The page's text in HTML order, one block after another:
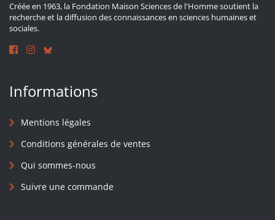
Créée en 1963, la Fondation Maison Sciences de l'Homme soutient la
recherche et la diffusion des connaissances en sciences humaines et
sociales.
Informations
Mentions légales
Conditions générales de ventes
Qui sommes-nous
Suivre une commande